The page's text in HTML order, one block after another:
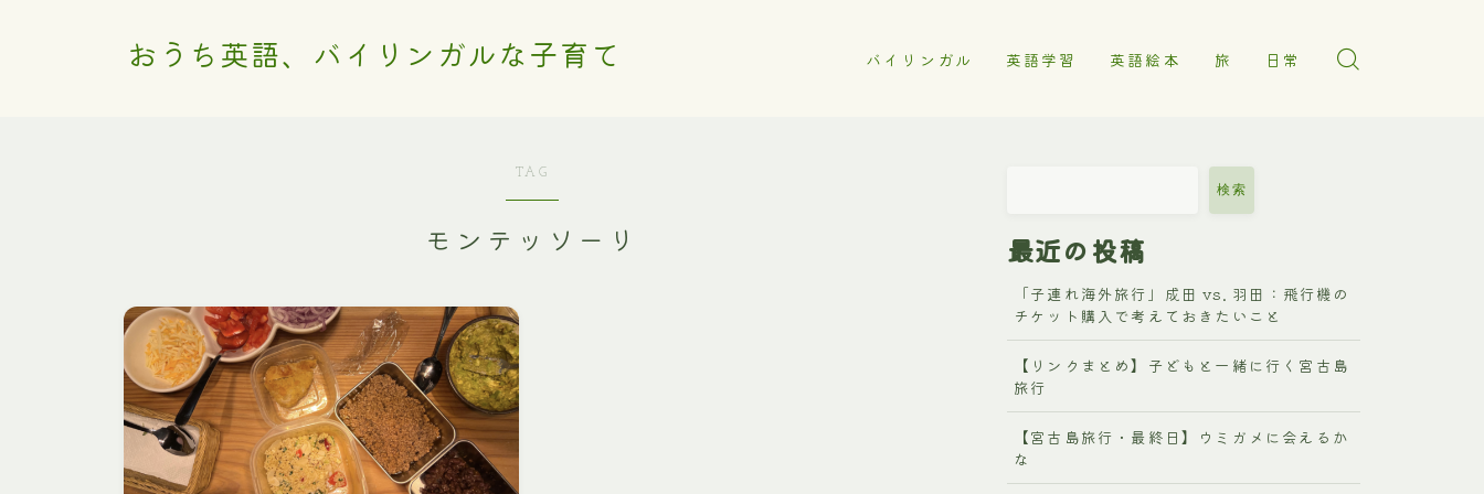
おうち英語、バイリンガルな子育て バイリンガル 英語学習 英語絵本 旅 日常
TAG
モンテッソーリ
検索
最近の投稿
「子連れ海外旅行」成田 vs. 羽田：飛行機の
チケット購入で考えておきたいこと
【リンクまとめ】子どもと一緒に行く宮古島
旅行
【宮古島旅行・最終日】ウミガメに会えるか
な